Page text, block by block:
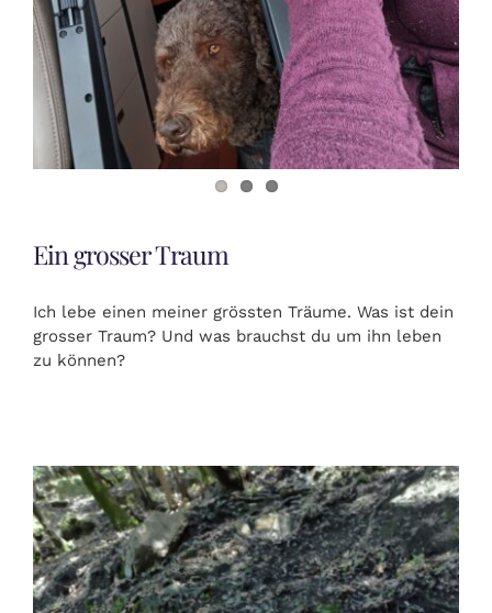
Ein grosser Traum
Ich lebe einen meiner grössten Träume. Was ist dein
grosser Traum? Und was brauchst du um ihn leben
zu können?